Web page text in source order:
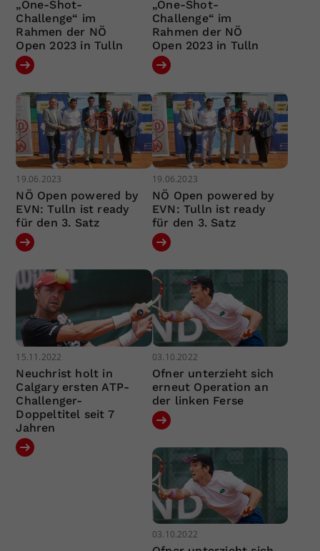
„One-Shot-
Challenge“ im
Rahmen der NÖ
Open 2023 in Tulln
„One-Shot-
Challenge“ im
Rahmen der NÖ
Open 2023 in Tulln
19.06.2023
NÖ Open powered by
EVN: Tulln ist ready
für den 3. Satz
19.06.2023
NÖ Open powered by
EVN: Tulln ist ready
für den 3. Satz
15.11.2022
Neuchrist holt in
Calgary ersten ATP-
Challenger-
Doppeltitel seit 7
Jahren
03.10.2022
Ofner unterzieht sich
erneut Operation an
der linken Ferse
03.10.2022